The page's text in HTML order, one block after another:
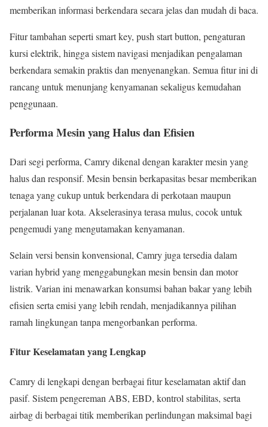
memberikan informasi berkendara secara jelas dan mudah di baca.
Fitur tambahan seperti smart key, push start button, pengaturan
kursi elektrik, hingga sistem navigasi menjadikan pengalaman
berkendara semakin praktis dan menyenangkan. Semua fitur ini di
rancang untuk menunjang kenyamanan sekaligus kemudahan
penggunaan.
Performa Mesin yang Halus dan Efisien
Dari segi performa, Camry dikenal dengan karakter mesin yang
halus dan responsif. Mesin bensin berkapasitas besar memberikan
tenaga yang cukup untuk berkendara di perkotaan maupun
perjalanan luar kota. Akselerasinya terasa mulus, cocok untuk
pengemudi yang mengutamakan kenyamanan.
Selain versi bensin konvensional, Camry juga tersedia dalam
varian hybrid yang menggabungkan mesin bensin dan motor
listrik. Varian ini menawarkan konsumsi bahan bakar yang lebih
efisien serta emisi yang lebih rendah, menjadikannya pilihan
ramah lingkungan tanpa mengorbankan performa.
Fitur Keselamatan yang Lengkap
Camry di lengkapi dengan berbagai fitur keselamatan aktif dan
pasif. Sistem pengereman ABS, EBD, kontrol stabilitas, serta
airbag di berbagai titik memberikan perlindungan maksimal bagi